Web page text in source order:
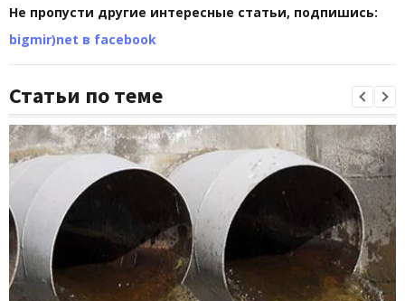
Не пропусти другие интересные статьи, подпишись:
bigmir)net в facebook
Статьи по теме